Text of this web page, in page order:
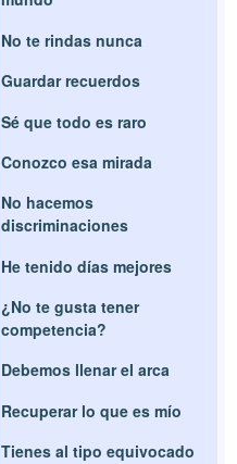
No te rindas nunca
Guardar recuerdos
Sé que todo es raro
Conozco esa mirada
No hacemos
discriminaciones
He tenido días mejores
¿No te gusta tener
competencia?
Debemos llenar el arca
Recuperar lo que es mío
Tienes al tipo equivocado